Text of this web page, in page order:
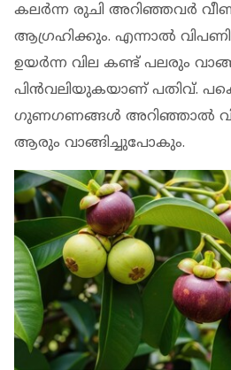
കലർന്ന രുചി അറിഞ്ഞവർ
ആഗ്രഹിക്കും. എന്നാൽ
ഉയർന്ന വില കണ്ട് പലരും
പിൻവലിയുകയാണ് പതിവ്.
ഗുണഗണങ്ങൾ അറിഞ്ഞാൽ
ആരും വാങ്ങിച്ചുപോകും.